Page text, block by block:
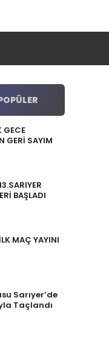
GECE
GERİ SAYIM
BAŞLADI
MAÇ YAYINI
Sarıyer’de
Taçlandı